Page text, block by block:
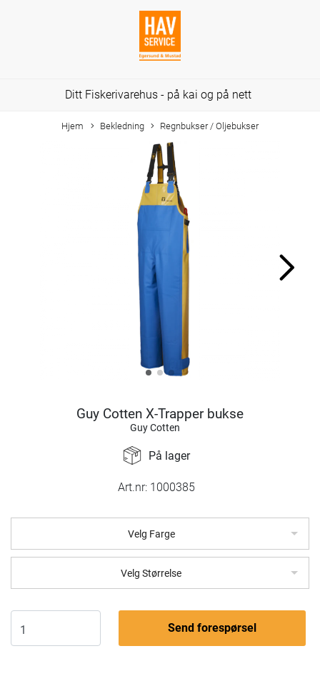
Ditt Fiskerivarehus - på kai og på nett
Hjem Bekledning Regnbukser / Oljebukser
Guy Cotten X-Trapper bukse
Guy Cotten
På lager
Art.nr: 1000385
Velg Farge
Velg Størrelse
Send forespørsel